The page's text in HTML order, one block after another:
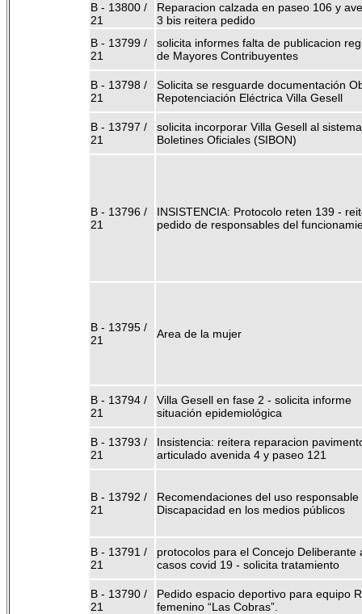
B - 13800 /
21
Reparacion calzada en paseo 106 y
3 bis reitera pedido
B - 13799 /
21
solicita informes falta de publicacion
de Mayores Contribuyentes
B - 13798 /
21
Solicita se resguarde documentación
Repotenciación Eléctrica Villa Gesell
B - 13797 /
21
solicita incorporar Villa Gesell al
Boletines Oficiales (SIBON)
B - 13796 /
21
INSISTENCIA: Protocolo reten 139 -
pedido de responsables del
B - 13795 /
21
Area de la mujer
B - 13794 /
21
Villa Gesell en fase 2 - solicita informe
situación epidemiológica
B - 13793 /
21
Insistencia: reitera reparacion
articulado avenida 4 y paseo 121
B - 13792 /
21
Recomendaciones del uso responsable
Discapacidad en los medios públicos
B - 13791 /
21
protocolos para el Concejo Deliberante
casos covid 19 - solicita tratamiento
B - 13790 /
21
Pedido espacio deportivo para equipo
femenino “Las Cobras”.